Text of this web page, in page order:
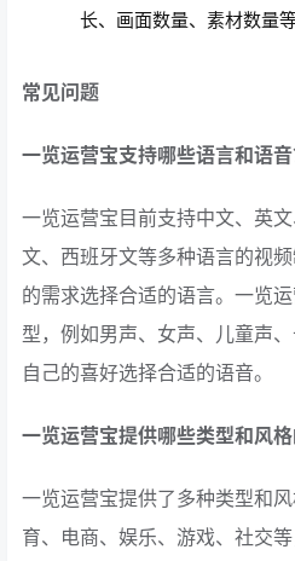
长、画面数量、素材数量等
常见问题
一览运营宝支持哪些语言和语音
一览运营宝目前支持中文、英
文、西班牙文等多种语言的视
的需求选择合适的语言。一览
型，例如男声、女声、儿童声
自己的喜好选择合适的语音。
一览运营宝提供哪些类型和风格
一览运营宝提供了多种类型和
育、电商、娱乐、游戏、社交